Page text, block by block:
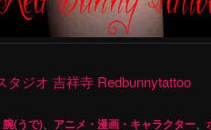
タジオ 吉祥寺 Redbunnytattoo
(うで) アニメ・漫画・キャラクター